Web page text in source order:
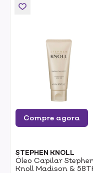
Compre agora
STEPHEN KNOLL
Óleo Capilar
Knoll Madison &